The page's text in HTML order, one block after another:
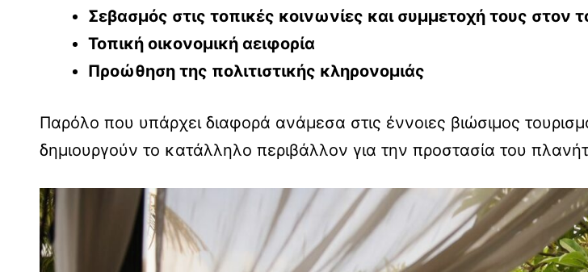
Σεβασμός στις τοπικές κοινωνίες και συμμετοχή τους στον
Τοπική οικονομική αειφορία
Προώθηση της πολιτιστικής κληρονομιάς
Παρόλο που υπάρχει διαφορά ανάμεσα στις έννοιες βιώσιμος
δημιουργούν το κατάλληλο περιβάλλον για την προστασία του